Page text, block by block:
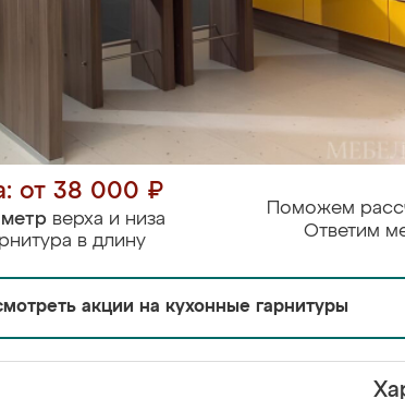
от 38 000 ₽
верха и низа
в длину
Поможем
Ответим
акции на кухонные гарнитуры